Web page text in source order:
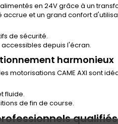
en 24V grâce à un
accrue et un grand confort
de sécurité.
depuis l'écran.
harmonieux
motorisations CAME AXI sont
fluide.
de fin de course.
qualifiés